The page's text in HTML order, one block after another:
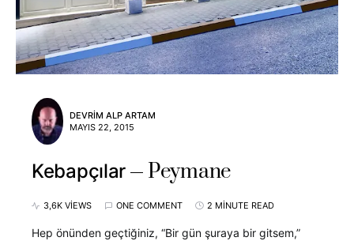
DEVRIM ALP ARTAM
MAYIS 22, 2015
Kebapçılar Peymane
3,6K VIEWS ONE COMMENT 2 MINUTE READ
Hep önünden geçtiğiniz, “Bir gün şuraya bir gitsem,”